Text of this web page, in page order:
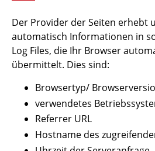
Der Provider der Seiten erhebt
automatisch Informationen in
Log Files, die Ihr Browser
übermittelt. Dies sind:
Browsertyp/
verwendetes
Referrer URL
Hostname des